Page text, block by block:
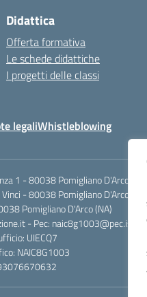
Didattica
Offerta formativa
Le schede didattiche
I progetti delle classi
legaliWhistleblowing
1 - 80038 Pomigliano D'Arco
- 80038 Pomigliano D'Arco
Pomigliano D'Arco (NA)
- Pec:
UIECQ7
NAIC8G1003